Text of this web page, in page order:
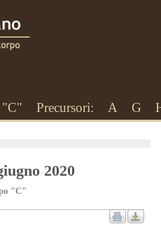
"C" Precursori: A G
2020
"C"